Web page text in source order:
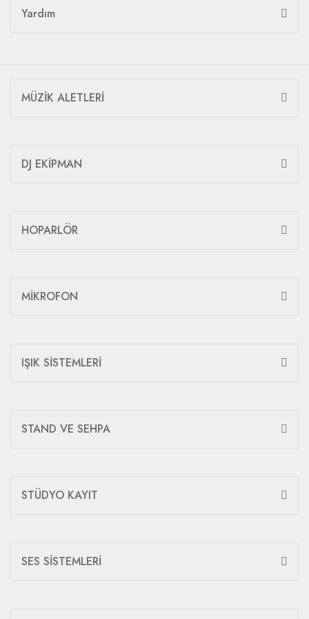
Yardım
MÜZİK ALETLERİ
DJ EKİPMAN
HOPARLÖR
MİKROFON
IŞIK SİSTEMLERİ
STAND VE SEHPA
STÜDYO KAYIT
SES SİSTEMLERİ